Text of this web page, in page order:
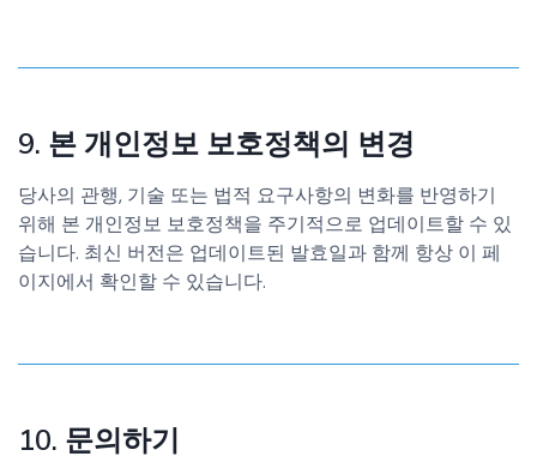
9. 본 개인정보 보호정책의 변경
당사의 관행, 기술 또는 법적 요구사항의 변화를 반영하기
위해 본 개인정보 보호정책을 주기적으로 업데이트할 수 있
습니다. 최신 버전은 업데이트된 발효일과 함께 항상 이 페
이지에서 확인할 수 있습니다.
10. 문의하기